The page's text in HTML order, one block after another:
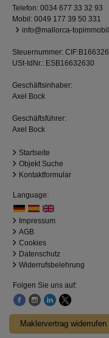
Telefon: 0034 677 33 32 93
Mobil: 0049 177 39 50 331
info@mallorca-
Steuernummer:
USt-IdNr.: ESB16632630
Geschäftsinhaber:
Axel Bock
Geschäftsführer:
Axel Bock
Startseite
Objekt Suche
Kontaktformular
Language:
Impressum
AGB
Cookies
Datenschutz
Widerrufsbelehrung
Folgen Sie uns auf:
Maklervertrag widerrufen